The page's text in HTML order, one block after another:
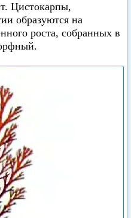
Цистокарпы,
образуются на
роста, собранных в